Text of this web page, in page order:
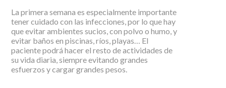
La primera semana es especialmente importante
tener cuidado con las infecciones, por lo que hay
que evitar ambientes sucios, con polvo o humo, y
evitar baños en piscinas, ríos, playas… El
paciente podrá hacer el resto de actividades de
su vida diaria, siempre evitando grandes
esfuerzos y cargar grandes pesos.